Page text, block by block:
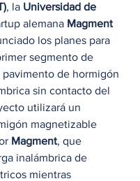
, la Universidad de
alemana Magment
los planes para
segmento de
pavimento de hormigón
sin contacto del
utilizará un
magnetizable
Magment, que
inalámbrica de
mientras